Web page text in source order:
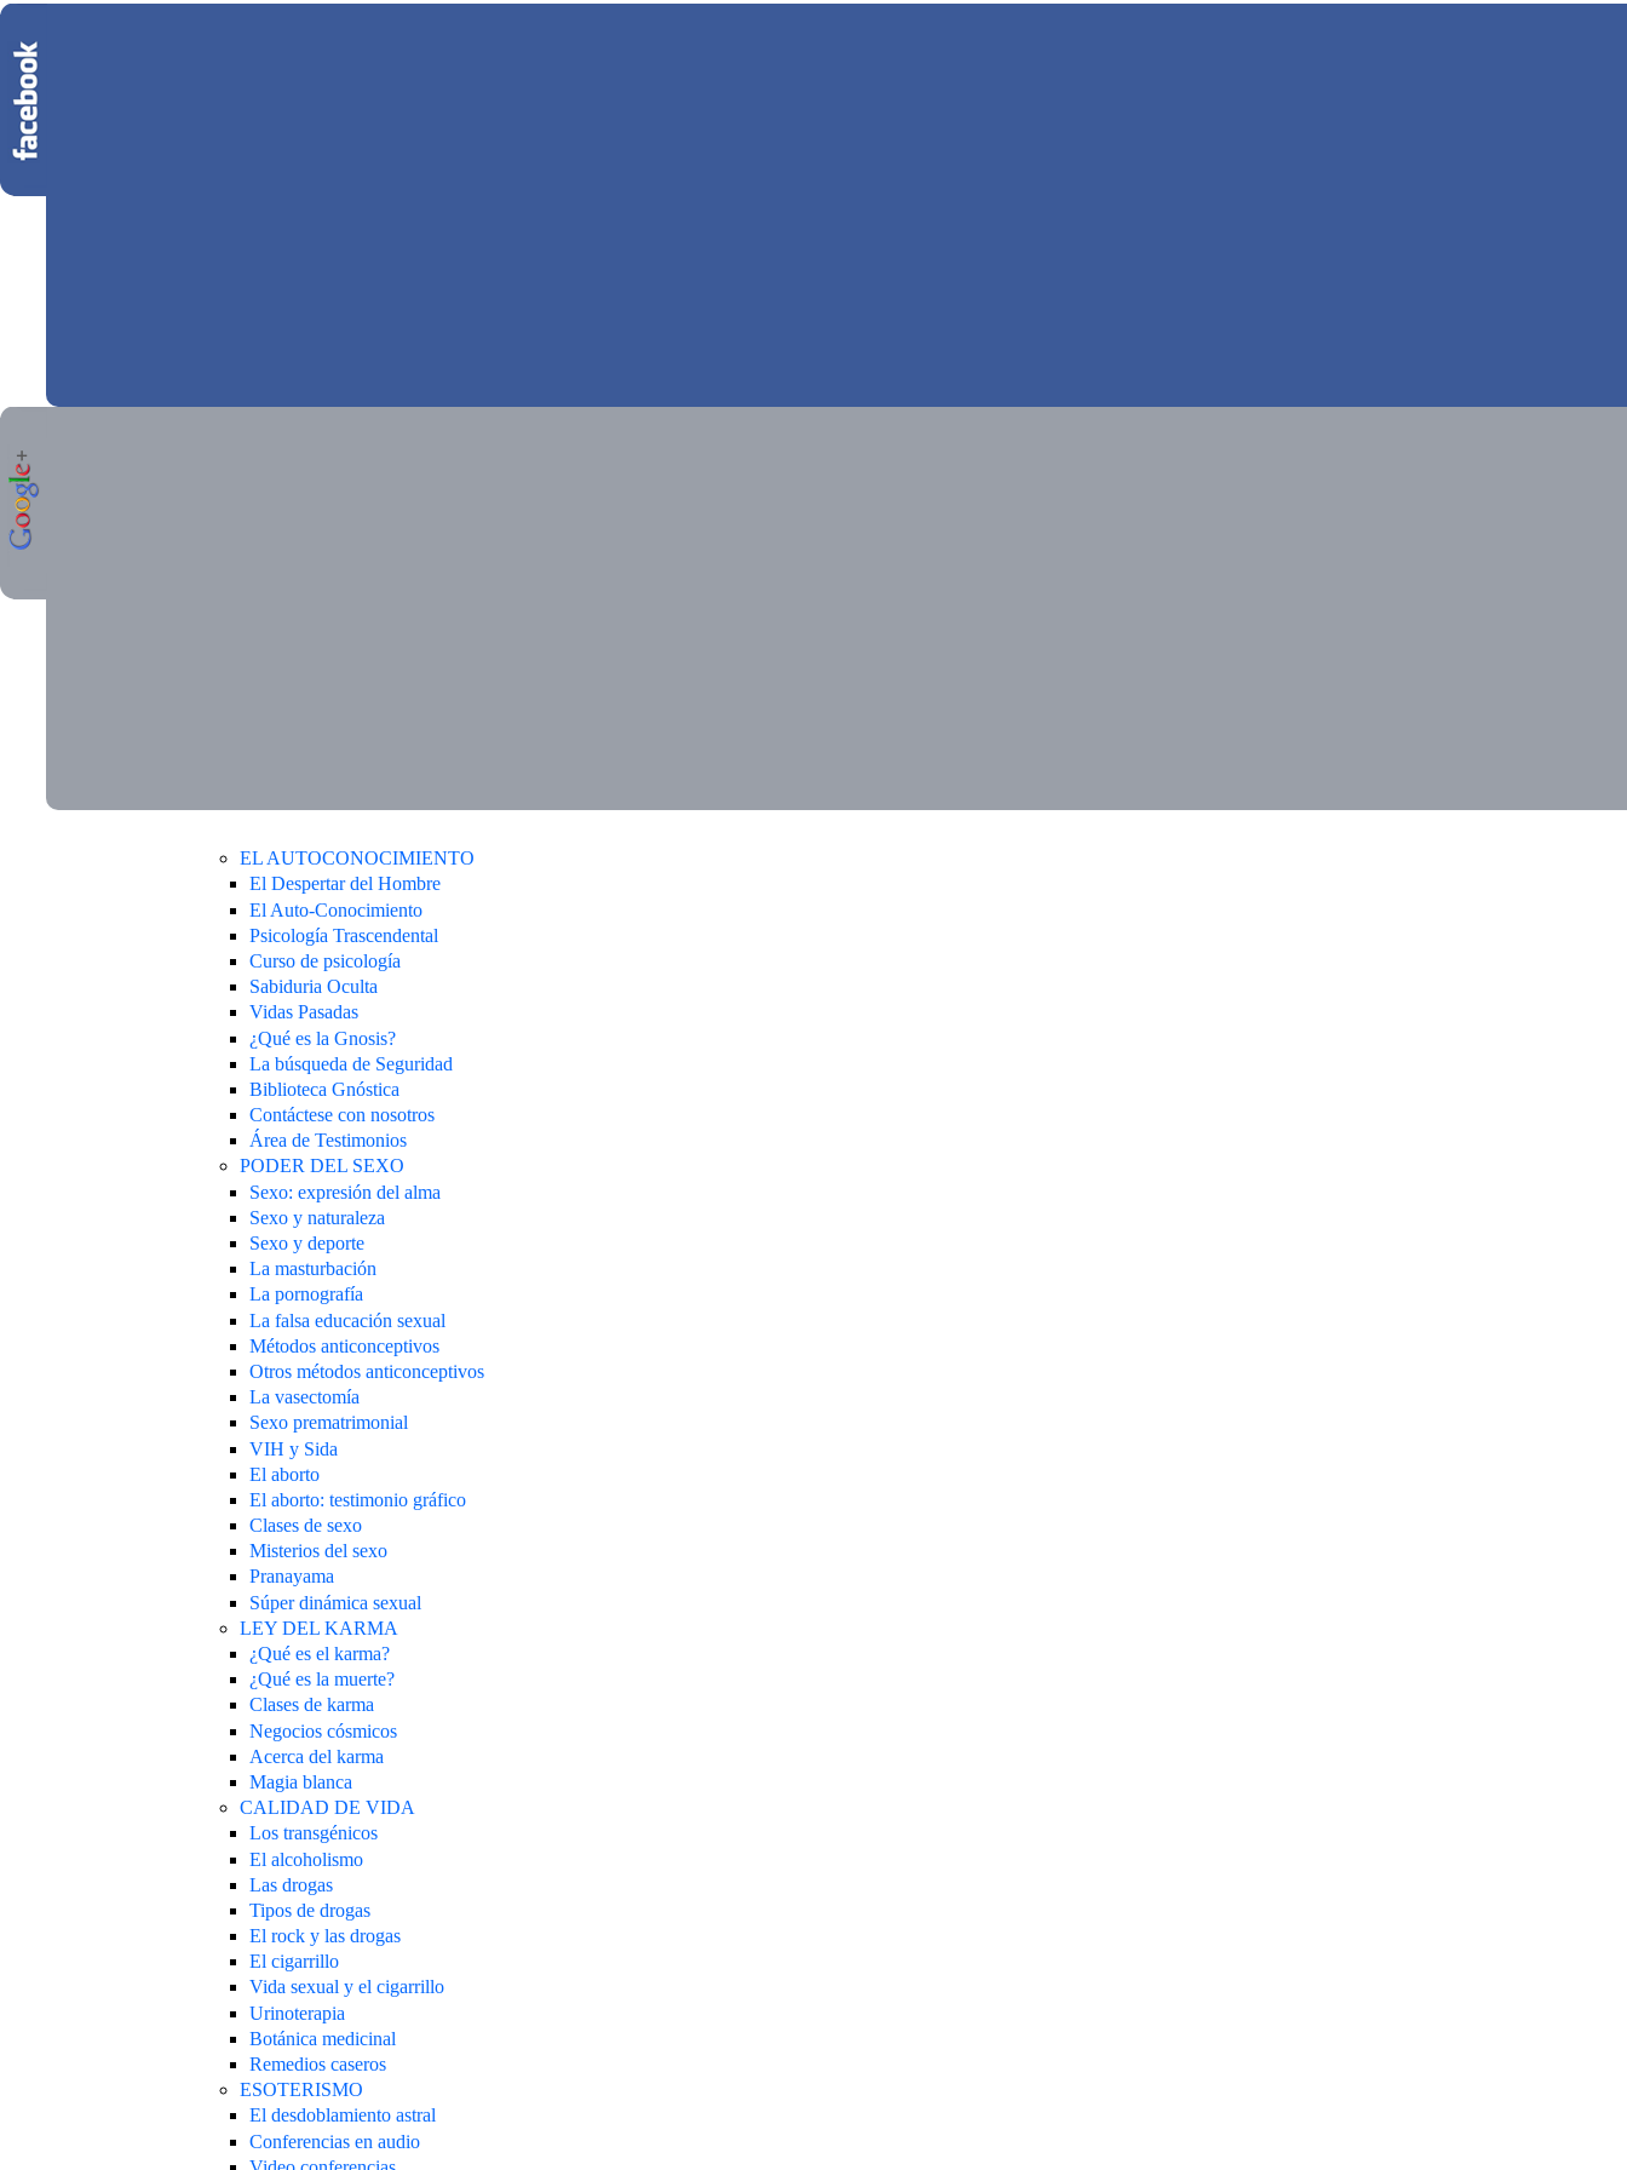
EL AUTOCONOCIMIENTO
El Despertar del Hombre
El Auto-Conocimiento
Psicología Trascendental
Curso de psicología
Sabiduria Oculta
Vidas Pasadas
¿Qué es la Gnosis?
La búsqueda de Seguridad
Biblioteca Gnóstica
Contáctese con nosotros
Área de Testimonios
PODER DEL SEXO
Sexo: expresión del alma
Sexo y naturaleza
Sexo y deporte
La masturbación
La pornografía
La falsa educación sexual
Métodos anticonceptivos
Otros métodos anticonceptivos
La vasectomía
Sexo prematrimonial
VIH y Sida
El aborto
El aborto: testimonio gráfico
Clases de sexo
Misterios del sexo
Pranayama
Súper dinámica sexual
LEY DEL KARMA
¿Qué es el karma?
¿Qué es la muerte?
Clases de karma
Negocios cósmicos
Acerca del karma
Magia blanca
CALIDAD DE VIDA
Los transgénicos
El alcoholismo
Las drogas
Tipos de drogas
El rock y las drogas
El cigarrillo
Vida sexual y el cigarrillo
Urinoterapia
Botánica medicinal
Remedios caseros
ESOTERISMO
El desdoblamiento astral
Conferencias en audio